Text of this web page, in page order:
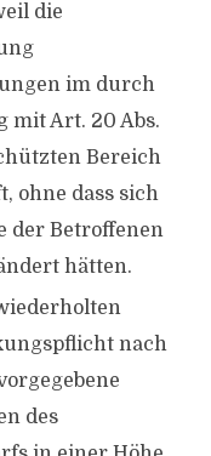
die
im durch
mit Art. 20 Abs.
Bereich
ohne dass sich
der Betroffenen
hätten.
nach
des